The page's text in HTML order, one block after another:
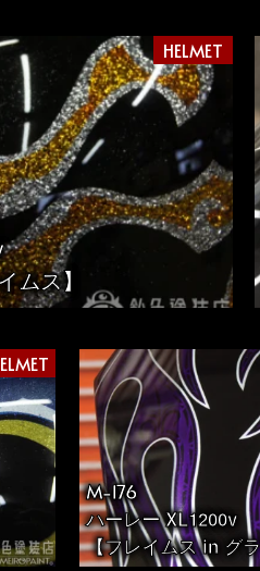
HELMET
ムス】
M-176
ハーレー XL1200v
【フレイムス in グ